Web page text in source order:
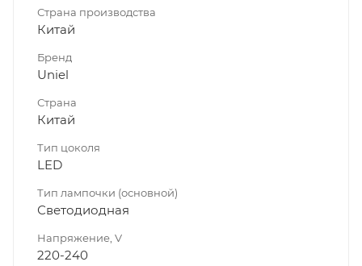
Страна производства
Китай
Бренд
Uniel
Страна
Китай
Тип цоколя
LED
Тип лампочки (основной)
Светодиодная
Напряжение, V
220-240